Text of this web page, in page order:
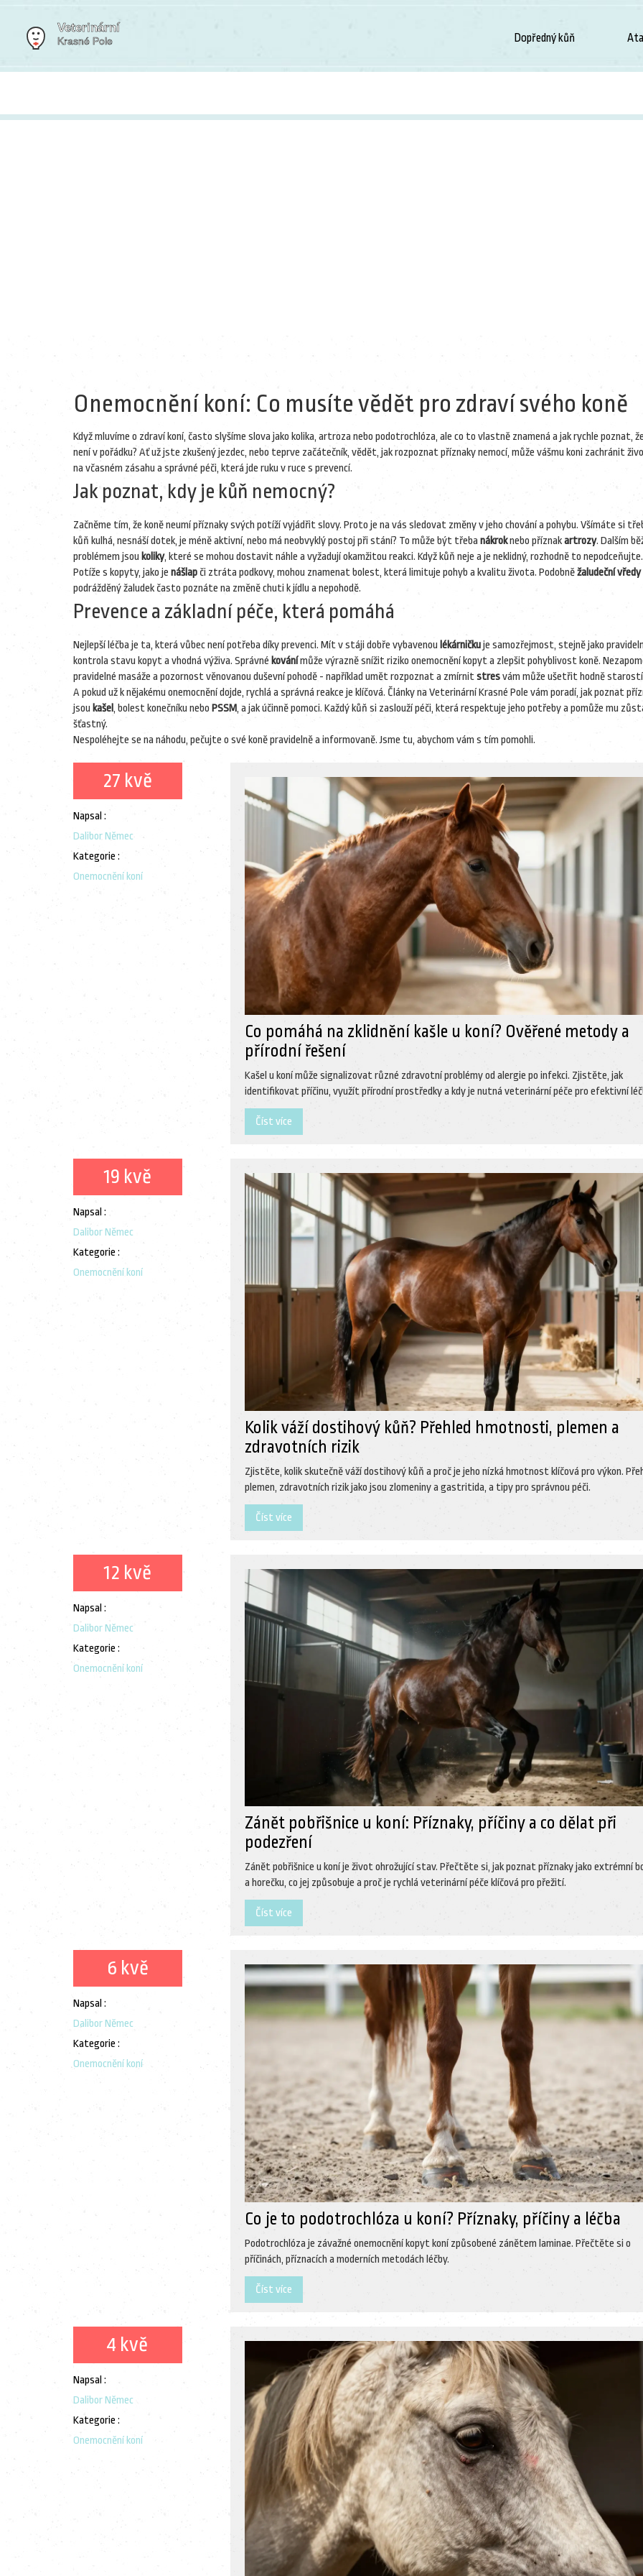
Dopředný kůň
Onemocnění koní: Co musíte vědět pro zdraví svého koně
Když mluvíme o zdraví koní, často slyšíme slova jako kolika, artroza nebo podotrochlóza, ale co to vlastně znamená a jak rychle poznat,
není v pořádku? Ať už jste zkušený jezdec, nebo teprve začátečník, vědět, jak rozpoznat příznaky nemocí, může vášmu koni zachránit
na včasném zásahu a správné péči, která jde ruku v ruce s prevencí.
Jak poznat, kdy je kůň nemocný?
Začněme tím, že koně neumí příznaky svých potíží vyjádřit slovy. Proto je na vás sledovat změny v jeho chování a pohybu. Všímáte si
kůň kulhá, nesnáší dotek, je méně aktivní, nebo má neobvyklý postoj při stání? To může být třeba nákroknebo příznakartrozy. Dalším
problémem jsou koliky, které se mohou dostavit náhle a vyžadují okamžitou reakci. Když kůň neje a je neklidný, rozhodně to nepodceňujte.
Potíže s kopyty, jako je nášlap či ztráta podkovy, mohou znamenat bolest, která limituje pohyb a kvalitu života. Podobněžaludeční vředy
podrážděný žaludek často poznáte na změně chuti k jídlu a nepohodě.
Prevence a základní péče, která pomáhá
Nejlepší léčba je ta, která vůbec není potřeba díky prevenci. Mít v stáji dobře vybavenou lékárničkuje samozřejmost, stejně jako
kontrola stavu kopyt a vhodná výživa. Správné kovánímůže výrazně snížit riziko onemocnění kopyt a zlepšit pohyblivost koně.
pravidelné masáže a pozornost věnovanou duševní pohodě - například umět rozpoznat a zmírnitstresvám může ušetřit hodně
A pokud už k nějakému onemocnění dojde, rychlá a správná reakce je klíčová. Články na Veterinární Krasné Pole vám poradí, jak poznat
jsou kašel, bolest konečníku nebo PSSM, a jak účinně pomoci. Každý kůň si zaslouží péči, která respektuje jeho potřeby a pomůže mu
šťastný.
Nespoléhejte se na náhodu, pečujte o své koně pravidelně a informovaně. Jsme tu, abychom vám s tím pomohli.
27 kvě
Napsal :
Dalibor Němec
Kategorie :
Onemocnění koní
Co pomáhá na zklidnění kašle u koní? Ověřené metody a
přírodní řešení
Kašel u koní může signalizovat různé zdravotní problémy od alergie po infekci. Zjistěte, jak
identifikovat příčinu, využít přírodní prostředky a kdy je nutná veterinární péče pro efektivní
Číst více
19 kvě
Napsal :
Dalibor Němec
Kategorie :
Onemocnění koní
Kolik váží dostihový kůň? Přehled hmotnosti, plemen a
zdravotních rizik
Zjistěte, kolik skutečně váží dostihový kůň a proč je jeho nízká hmotnost klíčová pro výkon.
plemen, zdravotních rizik jako jsou zlomeniny a gastritida, a tipy pro správnou péči.
Číst více
12 kvě
Napsal :
Dalibor Němec
Kategorie :
Onemocnění koní
Zánět pobřišnice u koní: Příznaky, příčiny a co dělat při
podezření
Zánět pobřišnice u koní je život ohrožující stav. Přečtěte si, jak poznat příznaky jako extrémní
a horečku, co jej způsobuje a proč je rychlá veterinární péče klíčová pro přežití.
Číst více
6 kvě
Napsal :
Dalibor Němec
Kategorie :
Onemocnění koní
Co je to podotrochlóza u koní? Příznaky, příčiny a léčba
Podotrochlóza je závažné onemocnění kopyt koní způsobené zánětem laminae. Přečtěte si o
příčinách, příznacích a moderních metodách léčby.
Číst více
4 kvě
Napsal :
Dalibor Němec
Kategorie :
Onemocnění koní